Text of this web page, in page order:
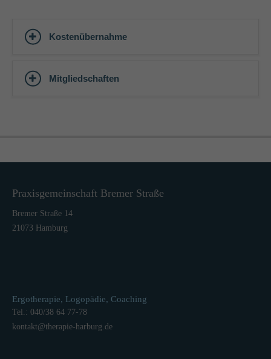
Kostenübernahme
Mitgliedschaften
Praxisgemeinschaft Bremer Straße
Bremer Straße 14
21073 Hamburg
Ergotherapie, Logopädie, Coaching
Tel.: 040/38 64 77-78
kontakt@therapie-harburg.de